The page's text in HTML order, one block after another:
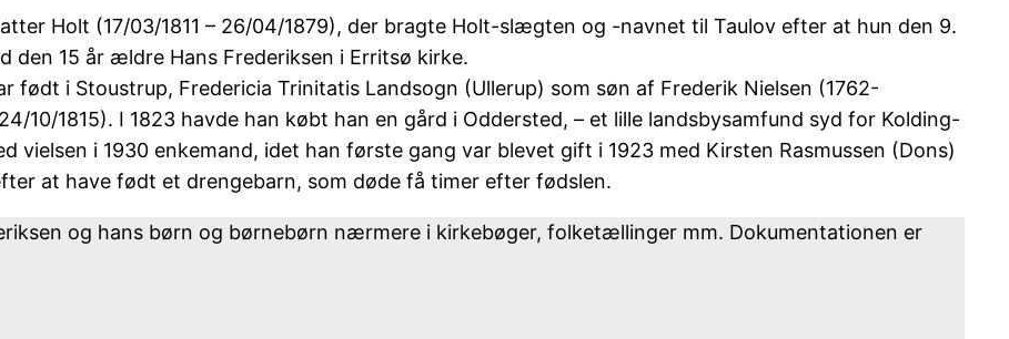
Holt (17/03/1811 – 26/04/1879), der bragte Holt-slægten og -navnet til Taulov efter at hun den 9.
den 15 år ældre Hans Frederiksen i Erritsø kirke.
født i Stoustrup, Fredericia Trinitatis Landsogn (Ullerup) som søn af Frederik Nielsen (1762-
10/1815). I 1823 havde han købt han en gård i Oddersted, – et lille landsbysamfund syd for Kolding-
vielsen i 1930 enkemand, idet han første gang var blevet gift i 1923 med Kirsten Rasmussen (Dons)
at have født et drengebarn, som døde få timer efter fødslen.
og hans børn og børnebørn nærmere i kirkebøger, folketællinger mm. Dokumentationen er